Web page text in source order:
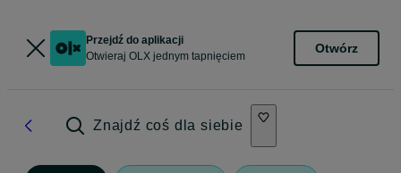
Przejdź do aplikacji
Otwieraj OLX jednym tapnięciem
Otwórz
Znajdź coś dla siebie